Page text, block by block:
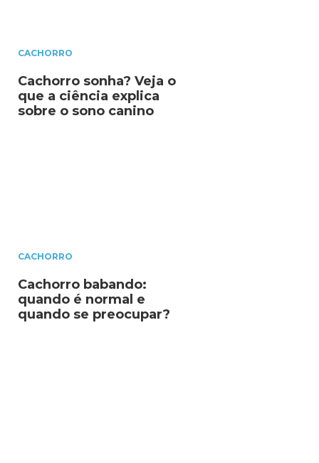
CACHORRO
Cachorro sonha? Veja o
que a ciência explica
sobre o sono canino
CACHORRO
Cachorro babando:
quando é normal e
quando se preocupar?